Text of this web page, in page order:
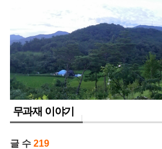
무과재 이야기
글 수 219